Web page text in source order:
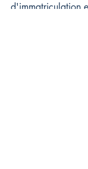
d'immatriculation